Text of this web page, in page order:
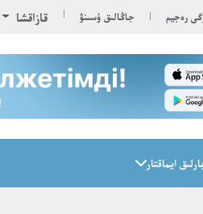
رەجيم جاڭالىق ۇسىنۋ قازاقشا
بارلىق ايماقتار